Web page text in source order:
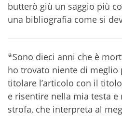
butterò giù un saggio più
una bibliografia come si
*Sono dieci anni che è
ho trovato niente di meglio
titolare l’articolo con il
e risentire nella mia testa
strofa, che interpreta al